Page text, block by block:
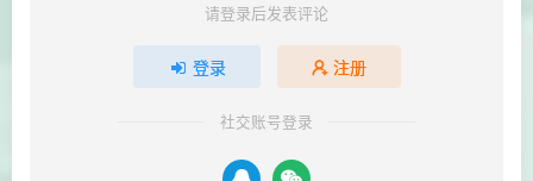
请登录后发表评论
登录 注册
社交账号登录